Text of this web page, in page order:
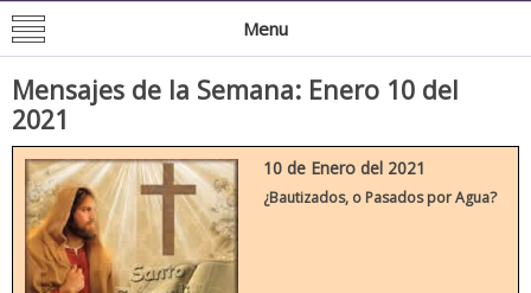
Mision de San Juan Bautista
Informacion General de la Mission
Menu
Mensajes de la Semana: Enero 10 del
2021
10 de Enero del 2021
¿Bautizados, o Pasados por Agua?